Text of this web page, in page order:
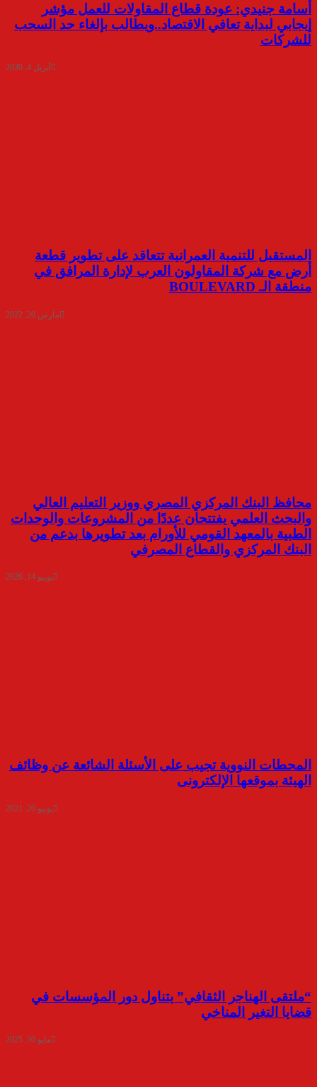
أسامة جنيدي: عودة قطاع المقاولات للعمل مؤشر
إيجابي لبداية تعافي الاقتصاد..ويطالب بإلغاء حد السحب
للشركات
أبريل 4, 2020
المستقبل للتنمية العمرانية تتعاقد على تطوير قطعة
أرض مع شركة المقاولون العرب لإدارة المرافق في
منطقة الـ BOULEVARD
مارس 20, 2022
محافظ البنك المركزي المصري ووزير التعليم العالي
والبحث العلمي يفتتحان عددًا من المشروعات والوحدات
الطبية بالمعهد القومي للأورام بعد تطويرها بدعم من
البنك المركزي والقطاع المصرفي
يونيو 14, 2026
المحطات النووية تجيب على الأسئلة الشائعة عن وظائف
الهيئة بموقعها الإلكترونى
يونيو 20, 2021
“ملتقى الهناجر الثقافي” يتناول دور المؤسسات في
قضايا التغير المناخي
مايو 30, 2025